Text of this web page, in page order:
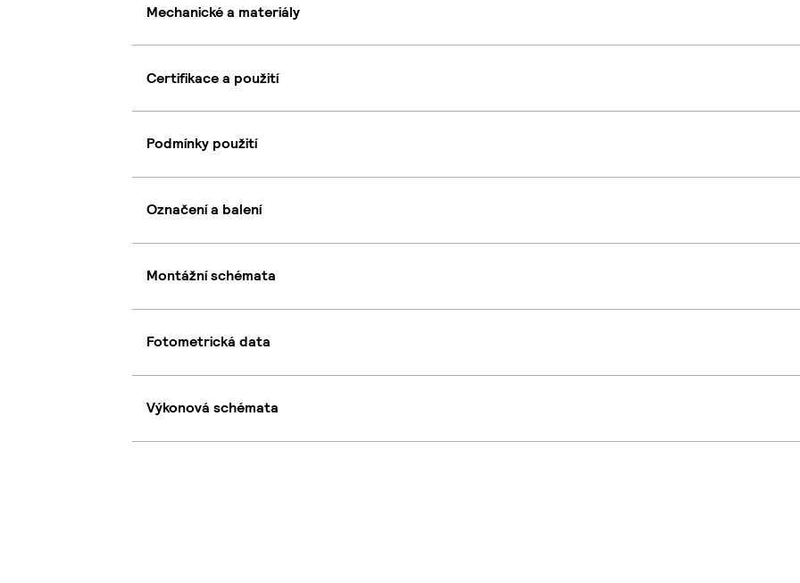
Mechanické a materiály
Certifikace a použití
Podmínky použití
Označení a balení
Montážní schémata
Fotometrická data
Výkonová schémata